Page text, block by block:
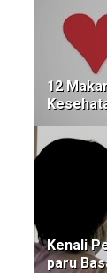
12
Kenali
paru